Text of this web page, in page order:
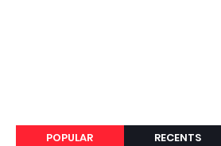
POPULAR RECENTS